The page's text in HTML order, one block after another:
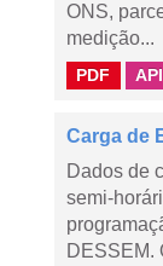
ONS,
medição...
PDF API
Carga de
Dados de
semi-
DESSEM.